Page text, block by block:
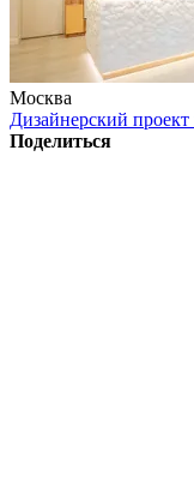
Москва
Дизайнерский
Поделиться